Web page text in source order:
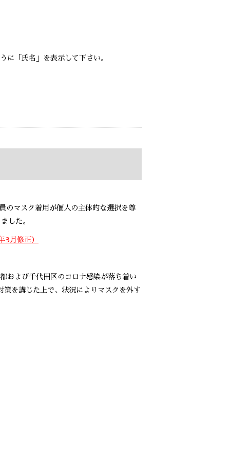
に「氏名」を表示して下さい。
のマスク着用が個人の主体的な選択を尊
した。
3月修正）
および千代田区のコロナ感染が落ち着い
を講じた上で、状況によりマスクを外す